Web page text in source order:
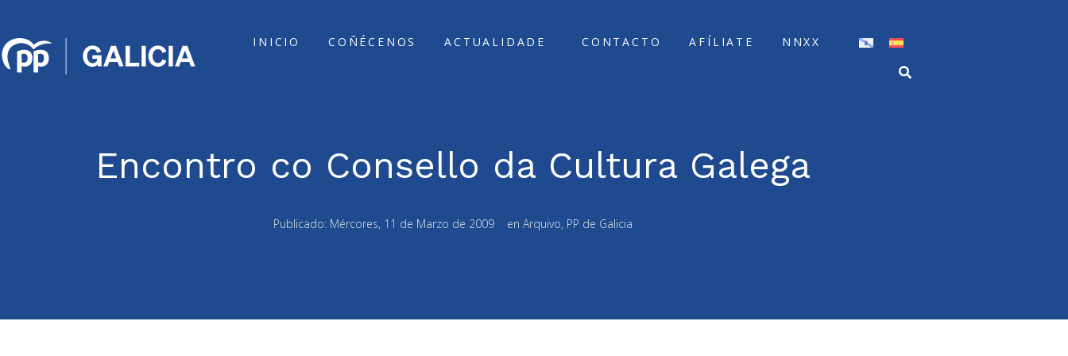
INICIO COÑÉCENOS ACTUALIDADE CONTACTO AFÍLIATE NNXX
Encontro co Consello da Cultura Galega
Publicado: Mércores, 11 de Marzo de 2009 en Arquivo, PP de Galicia